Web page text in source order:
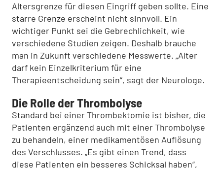
Altersgrenze für diesen Eingriff geben sollte. Eine
starre Grenze erscheint nicht sinnvoll. Ein
wichtiger Punkt sei die Gebrechlichkeit, wie
verschiedene Studien zeigen. Deshalb brauche
man in Zukunft verschiedene Messwerte. „Alter
darf kein Einzelkriterium für eine
Therapieentscheidung sein“, sagt der Neurologe.
Die Rolle der Thrombolyse
Standard bei einer Thrombektomie ist bisher, die
Patienten ergänzend auch mit einer Thrombolyse
zu behandeln, einer medikamentösen Auflösung
des Verschlusses. „Es gibt einen Trend, dass
diese Patienten ein besseres Schicksal haben“,